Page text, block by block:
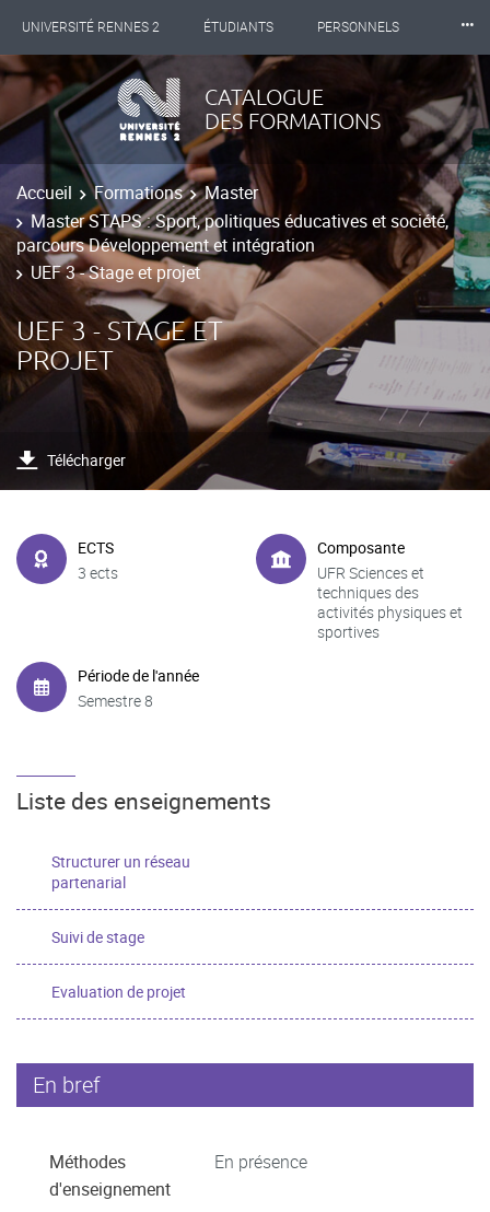
UNIVERSITÉ RENNES 2 ÉTUDIANTS PERSONNELS
INTERNATIONAL PROFESSIONNELS BIBLIOTHÈQUES
LES NOUVELLES DE RENNES 2
⸱⸱⸱
CATALOGUE
DES FORMATIONS
Accueil Formations
Master
Master STAPS : Sport, politiques éducatives et société,
parcours Développement et intégration
UEF 3 - Stage et projet
UEF 3 - STAGE ET
PROJET
Télécharger
ECTS
3 ects
Composante
UFR Sciences et
techniques des
activités physiques et
sportives
Période de l'année
Semestre 8
Liste des enseignements
Structurer un réseau
partenarial
Suivi de stage
Evaluation de projet
En bref
Méthodes
d'enseignement
En présence